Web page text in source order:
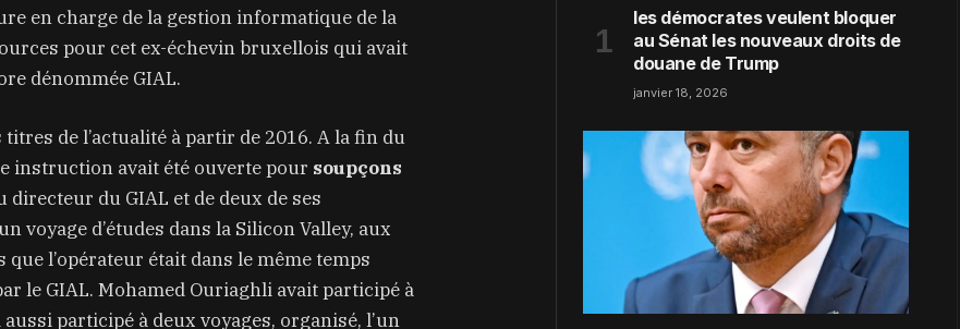
en charge de la gestion informatique de la
pour cet ex-échevin bruxellois qui avait
dénommée GIAL.
de l’actualité à partir de 2016. A la fin du
instruction avait été ouverte pour soupçons
directeur du GIAL et de deux de ses
voyage d’études dans la Silicon Valley, aux
l’opérateur était dans le même temps
le GIAL. Mohamed Ouriaghli avait participé à
participé à deux voyages, organisé, l’un
les démocrates veulent bloquer
au Sénat les nouveaux droits de
douane de Trump
janvier 18, 2026